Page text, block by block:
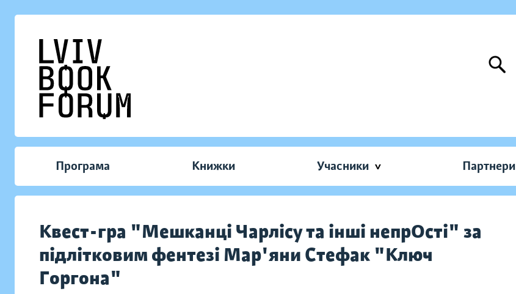
Програма Книжки Учасники Партнери
Квест-гра "Мешканці Чарлісу та інші непрОсті" за
підлітковим фентезі Мар'яни Стефак "Ключ
Горгона"